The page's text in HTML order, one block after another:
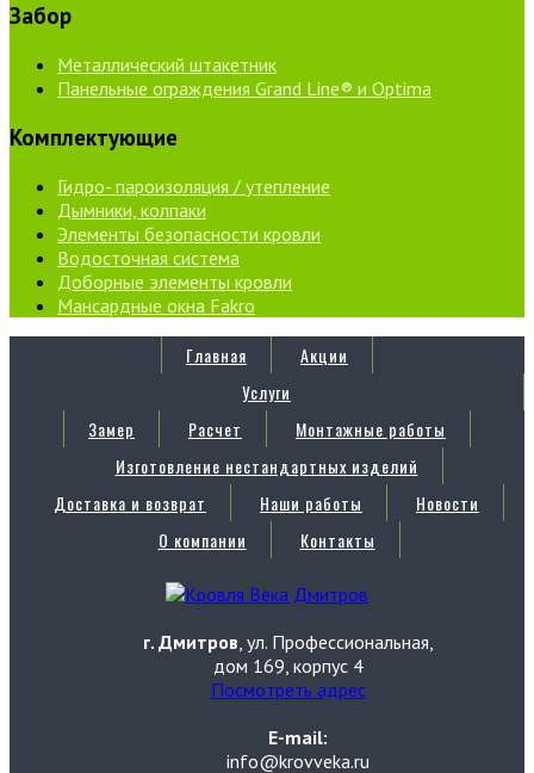
Забор
Металлический штакетник
Панельные ограждения Grand Line® и Optima
Комплектующие
Гидро- пароизоляция / утепление
Дымники, колпаки
Элементы безопасности кровли
Водосточная система
Доборные элементы кровли
Мансардные окна Fakro
Главная
Акции
Услуги
Замер
Расчет
Монтажные работы
Изготовление нестандартных изделий
Доставка и возврат
Наши работы
Новости
О компании
Контакты
г. Дмитров , ул. Профессиональная,
дом 169, корпус 4
Посмотреть адрес
E-mail:
info@krovveka.ru